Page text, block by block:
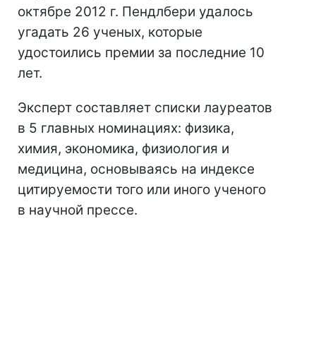
октябре 2012 г. Пендлбери удалось
угадать 26 ученых, которые
удостоились премии за последние 10
лет.
Эксперт составляет списки лауреатов
в 5 главных номинациях: физика,
химия, экономика, физиология и
медицина, основываясь на индексе
цитируемости того или иного ученого
в научной прессе.